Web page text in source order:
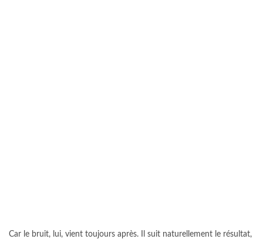
Car le bruit, lui, vient toujours après. Il suit naturellement le résultat,